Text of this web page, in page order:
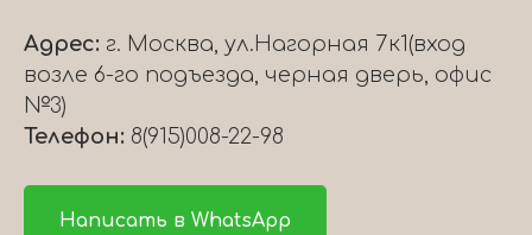
Адрес: г. Москва, ул.Нагорная 7к1(вход
возле 6-го подъезда, черная дверь, офис
№3)
Телефон: 8(915)008-22-98
Написать в WhatsApp